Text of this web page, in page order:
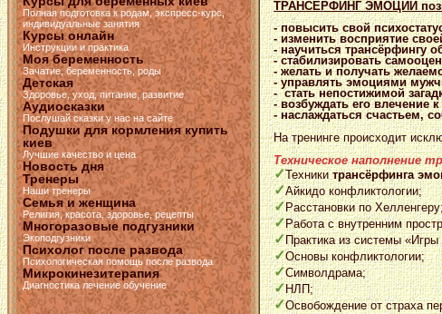
Полная подготовка к родам, экспресс-курс,
индивидуальные занятия
Курсы онлайн
Инструкции и практика
Моя беременность
Зачатие, беременность, роды
Детская
Здоровье, уход, питание, развитие
Аудиосказки
Послушай сказки у нас на сайте
Подушки для кормления купить
киев
Лучшие качество и цена
Новость дня
Тренеры
Наши тренеры
Семья и женщина
Религия, красота, здоровье, рецепты
Многоразовые подгузники
Экоподгузники
Психолог после развода
Психологическая помощь после развода
Микрокинезитерапия
Диагностика лечение обучение
ТРАНСЁРФИНГ ЭМОЦИЙ
- повысить свой
- изменить восприятие
- научиться трансёрфингу
- стабилизировать
- желать и получать
- управлять эмоциями
- стать непостижимой
- возбуждать его влечение
- наслаждаться счастьем,
На тренинге происходит
Техническое наполнение
✓Техникитрансёрфинга
✓Айкидо конфликтологии;
✓Расстановки по
✓Работа с внутренним
✓Практика из системы
✓Основы конфликтологии;
✓Символдрама;
✓НЛП;
✓Освобождение от страха